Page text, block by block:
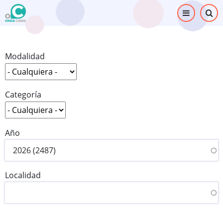
Pasar
al
contenido
Modalidad
Categoría
Año
Localidad